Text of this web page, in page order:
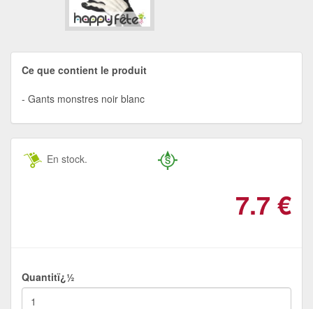
Ce que contient le produit
Gants monstres noir blanc
En stock.
7.7 €
Quantitï¿½